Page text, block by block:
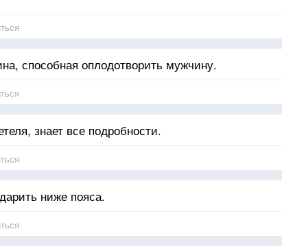
способная оплодотворить мужчину.
знает все подробности.
ниже пояса.